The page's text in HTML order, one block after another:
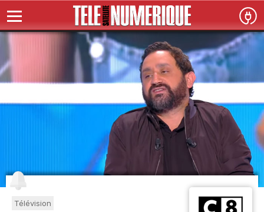
Télévision